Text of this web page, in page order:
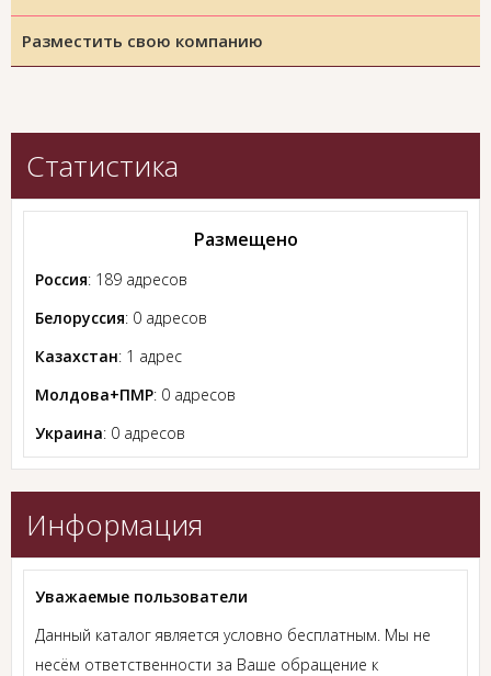
Разместить свою компанию
Статистика
Размещено
Россия: 189 адресов
Белоруссия: 0 адресов
Казахстан: 1 адрес
Молдова+ПМР: 0 адресов
Украина: 0 адресов
Информация
Уважаемые пользователи
Данный каталог является условно бесплатным. Мы не
несём ответственности за Ваше обращение к